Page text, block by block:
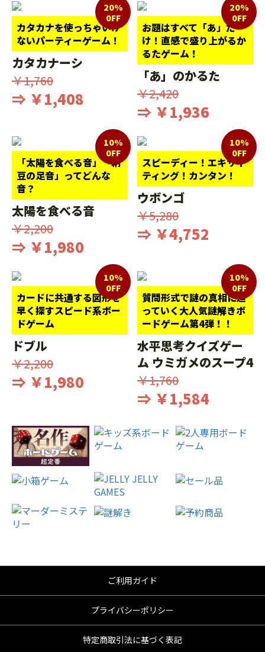
カタカナを使っちゃいけ
ないパーティーゲーム！
20%
0FF
カタカナーシ
￥1,760
⇒ ￥1,408
お題はすべて「あ」だ
け！直感で盛り上がるか
るたゲーム！
20%
0FF
「あ」のかるた
￥2,420
⇒ ￥1,936
「太陽を食べる音」「納
豆の足音」ってどんな
音？
10%
0FF
太陽を食べる音
￥2,200
⇒ ￥1,980
スピーディー！エキサイ
ティング！カンタン！
10%
0FF
ウボンゴ
￥5,280
⇒ ￥4,752
カードに共通する図形を
早く探すスピード系ボー
ドゲーム
10%
0FF
ドブル
￥2,200
⇒ ￥1,980
質問形式で謎の真相に迫
っていく大人気謎解きボ
ードゲーム第4弾！！
10%
0FF
水平思考クイズゲー
ム ウミガメのスープ4
￥1,760
⇒ ￥1,584
ご利用ガイド
プライバシーポリシー
特定商取引法に基づく表記